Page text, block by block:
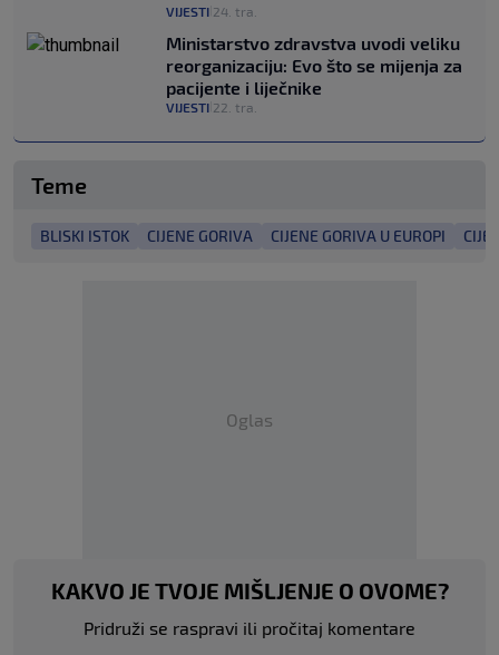
VIJESTI 24. tra.
Ministarstvo zdravstva uvodi veliku
reorganizaciju: Evo što se mijenja za
pacijente i liječnike
VIJESTI 22. tra.
Teme
BLISKI ISTOK CIJENE GORIVA CIJENE GORIVA U EUROPI
Oglas
KAKVO JE TVOJE MIŠLJENJE O OVOME?
Pridruži se raspravi ili pročitaj komentare